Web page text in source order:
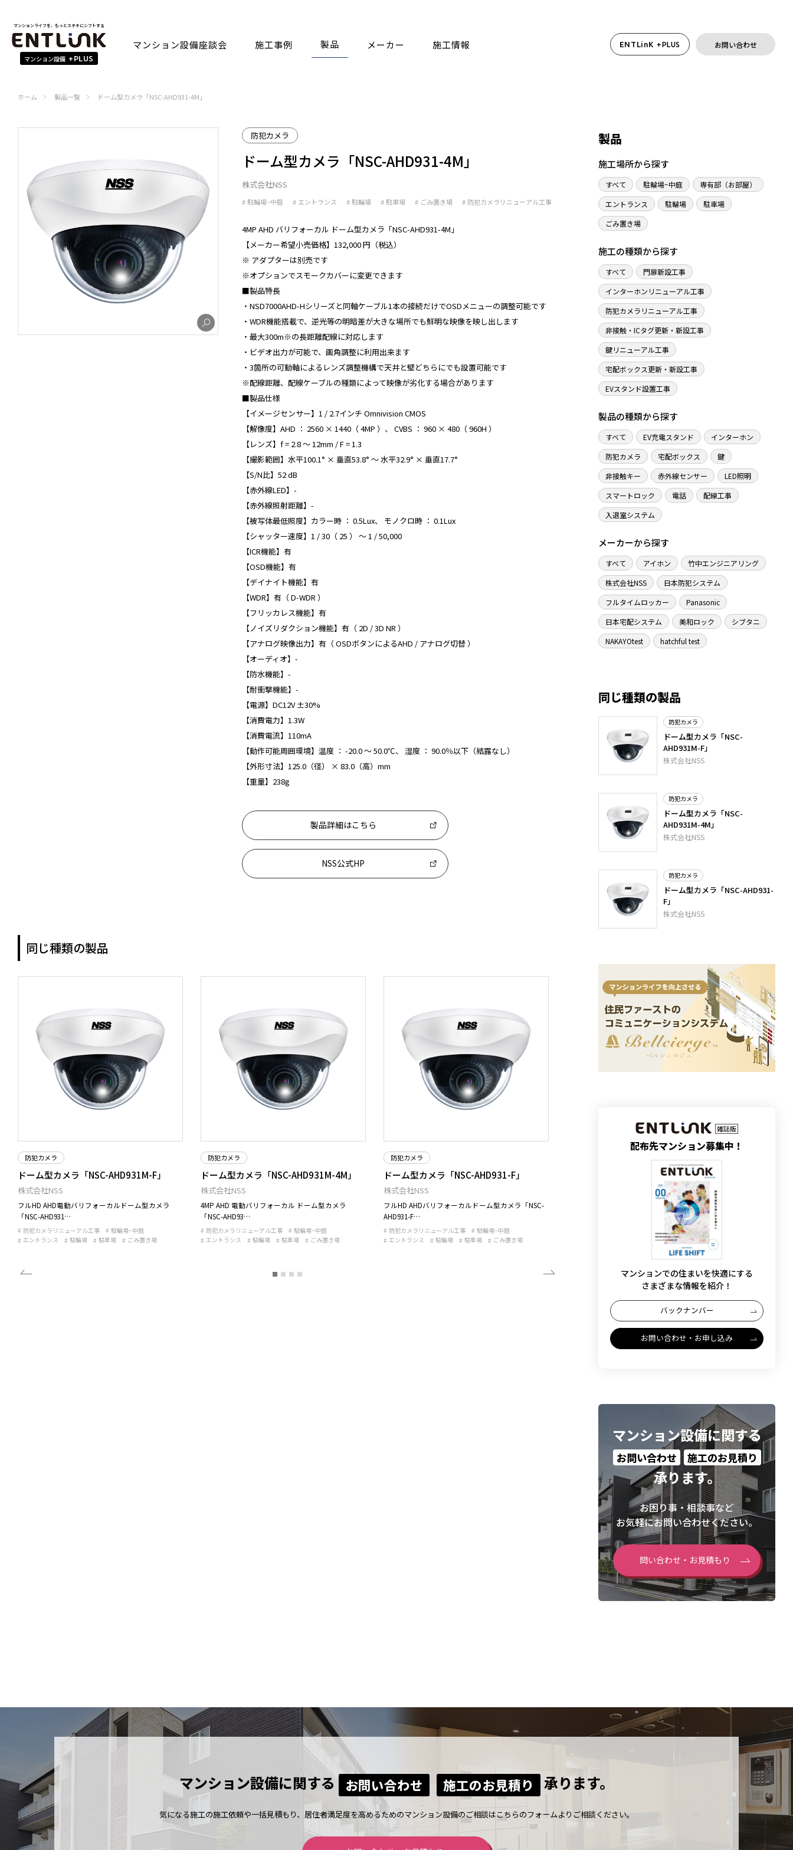
マンションライフを、もっとステキにシフトする
マンション設備 +PLUS
マンション設備座談会 施工事例 製品 メーカー 施工情報 ENTLinK +PLUS お問い合わせ
ホーム 製品一覧 ドーム型カメラ「NSC-AHD931-4M」
防犯カメラ
ドーム型カメラ「NSC-AHD931-4M」
株式会社NSS
駐輪場~中庭 エントランス 駐輪場 駐車場 ごみ置き場 防犯カメラリニューアル工事
4MP AHD バリフォーカル ドーム型カメラ「NSC-AHD931-4M」
【メーカー希望小売価格】132,000 円（税込）
※ アダプターは別売です
※オプションでスモークカバーに変更できます
■製品特長
・NSD7000AHD-Hシリーズと同軸ケーブル1本の接続だけでOSDメニューの調整可能です
・WDR機能搭載で、逆光等の明暗差が大きな場所でも鮮明な映像を映し出します
・最大300m※の長距離配線に対応します
・ビデオ出力が可能で、画角調整に利用出来ます
・3箇所の可動軸によるレンズ調整機構で天井と壁どちらにでも設置可能です
※配線距離、配線ケーブルの種類によって映像が劣化する場合があります
■製品仕様
【イメージセンサー】1 / 2.7インチ Omnivision CMOS
【解像度】AHD ： 2560 × 1440（ 4MP ）、 CVBS ： 960 × 480（ 960H ）
【レンズ】f = 2.8 ～ 12mm / F = 1.3
【撮影範囲】水平100.1° × 垂直53.8° ～ 水平32.9° × 垂直17.7°
【S/N比】52 dB
【赤外線LED】-
【赤外線照射距離】-
【被写体最低照度】カラー時 ： 0.5Lux、 モノクロ時 ： 0.1Lux
【シャッター速度】1 / 30（ 25 ） ～ 1 / 50,000
【ICR機能】有
【OSD機能】有
【デイナイト機能】有
【WDR】有（ D-WDR ）
【フリッカレス機能】有
【ノイズリダクション機能】有（ 2D / 3D NR ）
【アナログ映像出力】有（ OSDボタンによるAHD / アナログ切替 ）
【オーディオ】-
【防水機能】-
【耐衝撃機能】-
【電源】DC12V ±30%
【消費電力】1.3W
【消費電流】110mA
【動作可能周囲環境】温度 ： -20.0 ～ 50.0℃、 湿度 ： 90.0％以下（結露なし）
【外形寸法】125.0（径） × 83.0（高）mm
【重量】238g
製品詳細はこちら
NSS公式HP
同じ種類の製品
防犯カメラ
ドーム型カメラ「NSC-AHD931M-F」
株式会社NSS
フルHD AHD電動バリフォーカルドーム型カメラ
「NSC-AHD931…
防犯カメラリニューアル工事
駐輪場~中庭
エントランス
駐輪場 駐車場 ごみ置き場
防犯カメラ
ドーム型カメラ「NSC-AHD931M-4M」
株式会社NSS
4MP AHD 電動バリフォーカル ドーム型カメラ
「NSC-AHD93…
防犯カメラリニューアル工事
駐輪場~中庭
エントランス
駐輪場 駐車場 ごみ置き場
防犯カメラ
ドーム型カメラ「NSC-AHD931-F」
株式会社NSS
フルHD AHDバリフォーカルドーム型カメラ「NSC-
AHD931-F…
防犯カメラリニューアル工事
駐輪場~中庭
エントランス
駐輪場 駐車場 ごみ置き場
ドーム型カメラ「NSC-AHD931-5M」
5MP AHDバリフォーカル ドーム型カメラ「NSC-
駐輪場~中庭
駐車場 ごみ置き場
製品
施工場所から探す
すべて 駐輪場~中庭
専有部（お部屋）
エントランス
駐輪場
駐車場
ごみ置き場
施工の種類から探す
すべて
門扉新設工事
インターホンリニューアル工事
防犯カメラリニューアル工事
非接触・ICタグ更新・新設工事
鍵リニューアル工事
宅配ボックス更新・新設工事
EVスタンド設置工事
製品の種類から探す
すべて EV充電スタンド
インターホン
防犯カメラ
宅配ボックス
鍵
非接触キー
赤外線センサー
LED照明
スマートロック
電話
配線工事
入退室システム
メーカーから探す
すべて アイホン
竹中エンジニアリング
株式会社NSS
日本防犯システム
フルタイムロッカー
Panasonic
日本宅配システム
美和ロック
シブタニ
NAKAYOtest
hatchful test
同じ種類の製品
防犯カメラ
ドーム型カメラ「NSC-
AHD931M-F」
株式会社NSS
防犯カメラ
ドーム型カメラ「NSC-
AHD931M-4M」
株式会社NSS
防犯カメラ
ドーム型カメラ「NSC-AHD931-
F」
株式会社NSS
雑誌版
配布先マンション募集中！
マンションでの住まいを快適にする
さまざまな情報を紹介！
バックナンバー
お問い合わせ・お申し込み
マンション設備に関する
お問い合わせ 施工のお見積り
承ります。
お困り事・相談事など
お気軽にお問い合わせください。
問い合わせ・お見積もり
マンション設備に関する お問い合わせ 施工のお見積り 承ります。
気になる施工の施工依頼や一括見積もり、居住者満足度を高めるためのマンション設備のご相談はこちらのフォームよりご相談ください。